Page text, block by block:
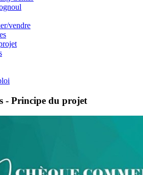
vendre
- Principe du projet